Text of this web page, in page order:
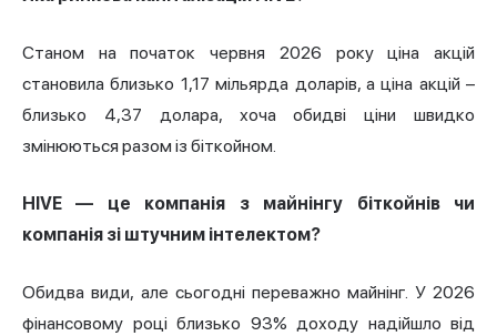
Станом на початок червня 2026 року ціна акцій
становила близько 1,17 мільярда доларів, а ціна акцій –
близько 4,37 долара, хоча обидві ціни швидко
змінюються разом із біткойном.
HIVE — це компанія з майнінгу біткойнів чи
компанія зі штучним інтелектом?
Обидва види, але сьогодні переважно майнінг. У 2026
фінансовому році близько 93% доходу надійшло від